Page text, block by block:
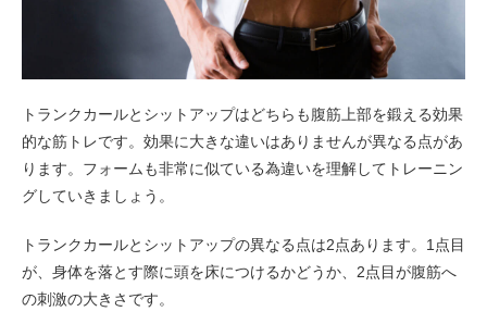
トランクカールとシットアップはどちらも腹筋上部を鍛える効果
的な筋トレです。効果に大きな違いはありませんが異なる点があ
ります。フォームも非常に似ている為違いを理解してトレーニン
グしていきましょう。
トランクカールとシットアップの異なる点は2点あります。1点目
が、身体を落とす際に頭を床につけるかどうか、2点目が腹筋へ
の刺激の大きさです。